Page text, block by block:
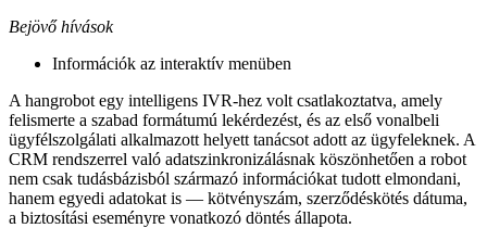
Bejövő hívások
Információk az interaktív menüben
A hangrobot egy intelligens IVR-hez volt csatlakoztatva, amely
felismerte a szabad formátumú lekérdezést, és az első vonalbeli
ügyfélszolgálati alkalmazott helyett tanácsot adott az ügyfeleknek. A
CRM rendszerrel való adatszinkronizálásnak köszönhetően a robot
nem csak tudásbázisból származó információkat tudott elmondani,
hanem egyedi adatokat is — kötvényszám, szerződéskötés dátuma,
a biztosítási eseményre vonatkozó döntés állapota.